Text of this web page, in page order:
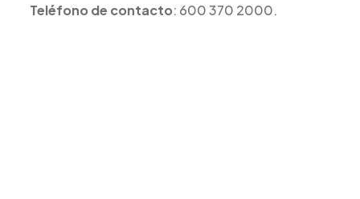
Teléfono de contacto: 600 370 2000.